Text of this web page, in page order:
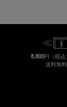
8,800円（税込
送料無料